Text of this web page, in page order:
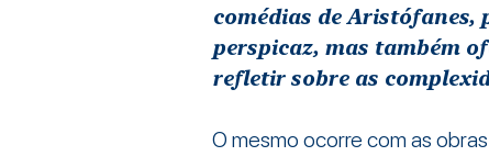
comédias de Aristófanes,
perspicaz, mas também
refletir sobre as
O mesmo ocorre com as